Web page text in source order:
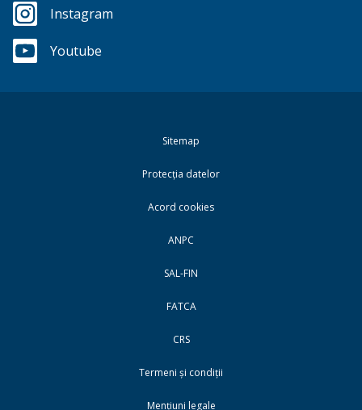
Instagram
Youtube
Sitemap
Protecția datelor
Acord cookies
ANPC
SAL-FIN
FATCA
CRS
Termeni și condiții
Mențiuni legale